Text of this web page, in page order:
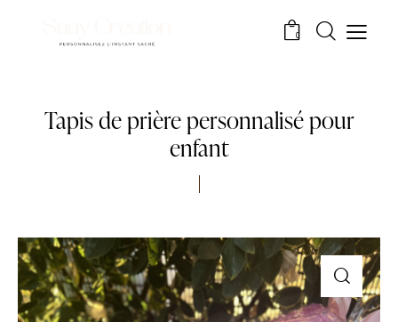
0
Tapis de prière personnalisé pour
enfant